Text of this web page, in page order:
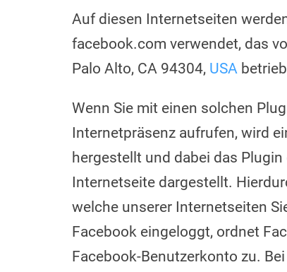
Auf diesen Internetseiten
facebook.com verwendet, das
Palo Alto, CA 94304, USA
Wenn Sie mit einen solchen
Internetpräsenz aufrufen, wird
hergestellt und dabei das
Internetseite dargestellt.
welche unserer Internetseiten
Facebook eingeloggt, ordnet
Facebook-Benutzerkonto zu.